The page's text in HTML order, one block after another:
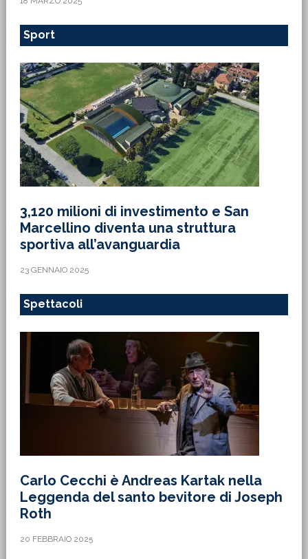
Sport
3,120 milioni di investimento e San
Marcellino diventa una struttura
sportiva all’avanguardia
23 GENNAIO 2025
Spettacoli
Carlo Cecchi è Andreas Kartak nella
Leggenda del santo bevitore di Joseph
Roth
20 FEBBRAIO 2025